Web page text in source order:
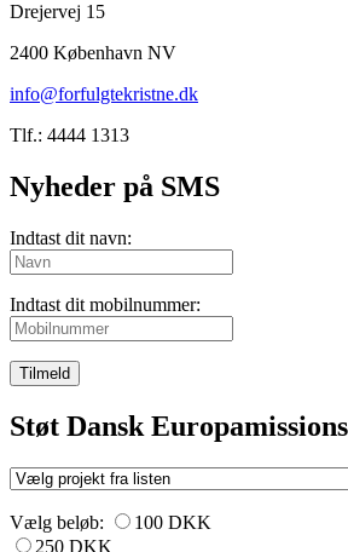
Drejervej 15
2400 København NV
info@forfulgtekristne.dk
Tlf.: 4444 1313
Nyheder på SMS
Indtast dit navn:
Indtast dit mobilnummer:
Tilmeld
Støt Dansk
Vælg beløb:
100 DKK
250 DKK